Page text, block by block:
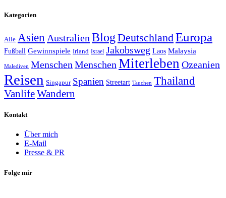
Kategorien
Alle Asien Australien Blog DeutschlandEuropa
Fußball Gewinnspiele Irland Israel Jakobsweg Laos Malaysia
Malediven Menschen Menschen Miterleben Ozeanien
Reisen Singapur Spanien Streetart Tauchen Thailand
VanlifeWandern
Kontakt
Über mich
E-Mail
Presse & PR
Folge mir